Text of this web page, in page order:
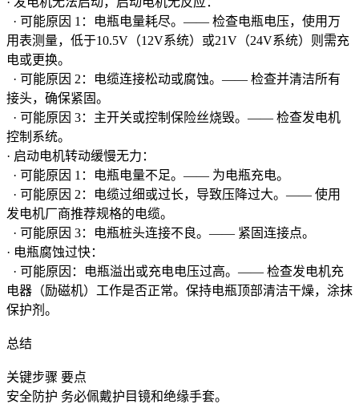
· 可能原因 1：电瓶电量耗尽。—— 检查电瓶电压，使用万
用表测量，低于10.5V（12V系统）或21V（24V系统）则需充
电或更换。
· 可能原因 2：电缆连接松动或腐蚀。—— 检查并清洁所有
接头，确保紧固。
· 可能原因 3：主开关或控制保险丝烧毁。—— 检查发电机
控制系统。
· 启动电机转动缓慢无力：
· 可能原因 1：电瓶电量不足。—— 为电瓶充电。
· 可能原因 2：电缆过细或过长，导致压降过大。—— 使用
发电机厂商推荐规格的电缆。
· 可能原因 3：电瓶桩头连接不良。—— 紧固连接点。
· 电瓶腐蚀过快：
· 可能原因：电瓶溢出或充电电压过高。—— 检查发电机充
电器（励磁机）工作是否正常。保持电瓶顶部清洁干燥，涂抹
保护剂。
总结
关键步骤 要点
安全防护 务必佩戴护目镜和绝缘手套。